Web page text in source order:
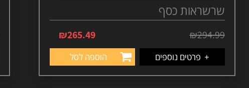
שרשראות כסף
₪294.99
₪265.49
+ פרטים נוספים הוספה לסל